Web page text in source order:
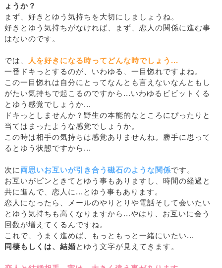
ょうか？
まず、好きとゆう気持ちを大切にしましょうね。
好きとゆう気持ちがなければ、まず、恋人の関係に進む事
はないのです。
では、
人を好きになる時ってどんな時でしょう...
一番ドキっとするのが、いわゆる、一目惚れですよね。
この一目惚れは自分にとってなんとも言えないなんともし
がたい気持ちで起こるのですから...いわゆるビビットくる
とゆう感覚でしょうか...
ドキっとしませんか？野生の本能的なところにぴったりと
当てはまったような感覚でしょうか。
この時は相手の気持ちは感覚ありませんね。勝手に思って
るとゆう状態ですから...
次に両思いお互いが引き合う磁石のような関係です。
お互いがピンときてとゆう事もありますし、時間の経過と
共に進んで、恋人に...とゆう事もあります。
恋人になったら、メールのやりとりや電話そして会いたい
とゆう気持ちも高くなりますから...やはり、お互いに会う
回数が増えてくるんですね。
これで、うまく進めば、もっともっと一緒にいたい...
同棲もしくは、結婚とゆう文字が見えてきます。